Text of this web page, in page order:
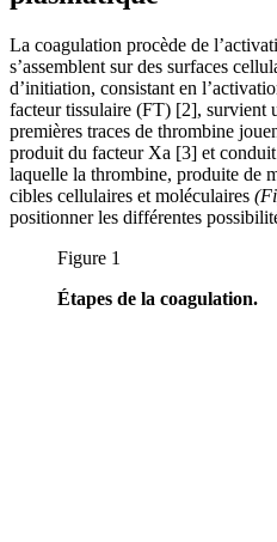
La coagulation procède de
s’assemblent sur des surfaces
d’initiation, consistant en
facteur tissulaire (FT) [2], survient
premières traces de thrombine
produit du facteur Xa [3] et
laquelle la thrombine, produite de
cibles cellulaires et moléculaires
positionner les différentes
Figure 1
Étapes de la coagulation.